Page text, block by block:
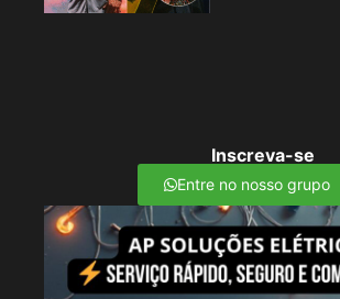
Inscreva-se
Entre no nosso grupo